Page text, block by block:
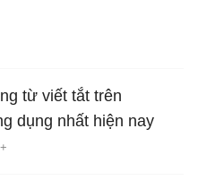
từ viết tắt trên
dụng nhất hiện nay